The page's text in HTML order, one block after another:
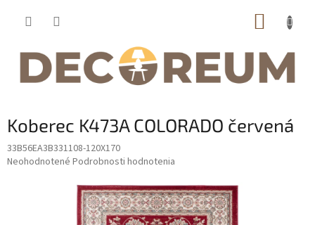
Koberec K473A COLORADO červená
33B56EA3B331108-120X170
Priemerné
Neohodnotené Podrobnosti hodnotenia